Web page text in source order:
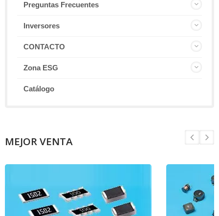
Preguntas Frecuentes
Inversores
CONTACTO
Zona ESG
Catálogo
MEJOR VENTA